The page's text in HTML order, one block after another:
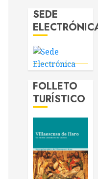
SEDE
FOLLETO
TURÍSTICO